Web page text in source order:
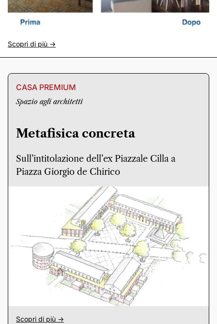
Scopri di più ->
CASA PREMIUM
Spazio agli architetti
Metafisica concreta
Sull’intitolazione dell’ex Piazzale Cilla a
Piazza Giorgio de Chirico
Scopri di più ->